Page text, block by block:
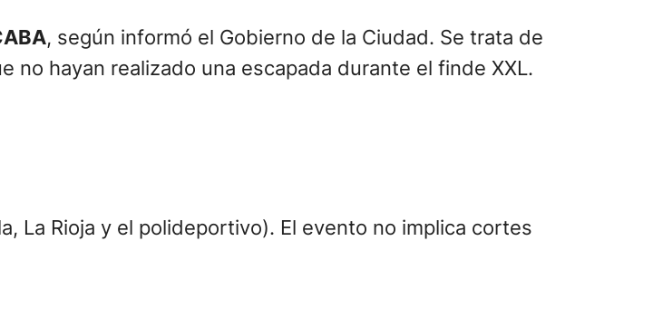
, según informó el Gobierno de la Ciudad. Se trata de
no hayan realizado una escapada durante el finde XXL.
La Rioja y el polideportivo). El evento no implica cortes